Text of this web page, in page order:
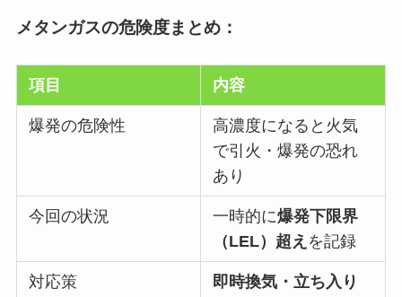
メタンガスの危険度まとめ：
項目 内容
爆発の危険性
高濃度になると火気
で引火・爆発の恐れ
あり
今回の状況 一時的に爆発下限界
（LEL）超え を記録
対応策
即時換気・立ち入り